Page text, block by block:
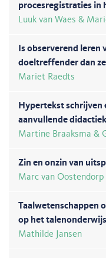
procesregistraties in
Luuk van Waes &
Is observerend leren
doeltreffender dan
Mariet Raedts
Hypertekst schrijven
aanvullende didactiek
Martine Braaksma &
Zin en onzin van
Marc van Oostendorp
Taalwetenschappen
op het talenonderwijs
Mathilde Jansen